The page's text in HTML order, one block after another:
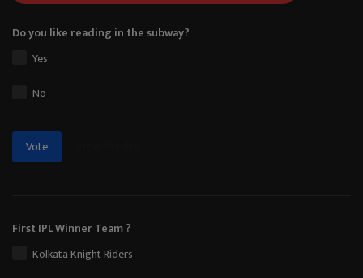
Do you like reading in the subway?
Yes
No
Vote
First IPL Winner Team ?
Kolkata Knight Riders